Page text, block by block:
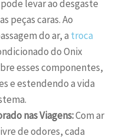
levar ao desgaste
peças caras. Ao
do ar, a troca
do Onix
esses componentes,
e estendendo a vida
nas Viagens:Com ar
de odores, cada